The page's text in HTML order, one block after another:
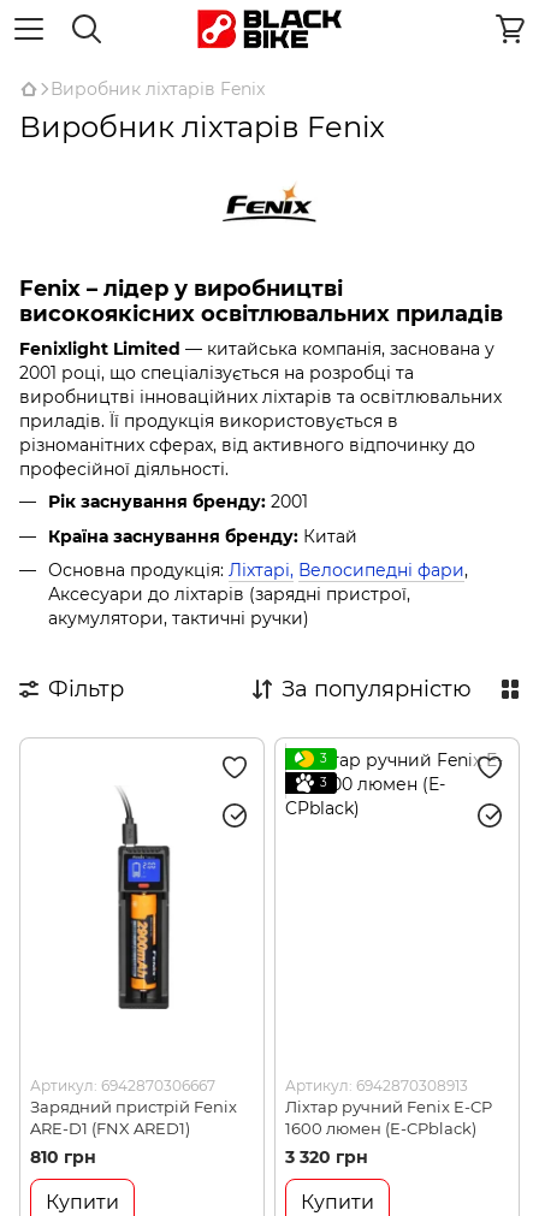
Виробник ліхтарів Fenix
Виробник ліхтарів Fenix
Fenix – лідер у виробництві
високоякісних освітлювальних приладів
Fenixlight Limited — китайська компанія, заснована у
2001 році, що спеціалізується на розробці та
виробництві інноваційних ліхтарів та освітлювальних
приладів. Її продукція використовується в
різноманітних сферах, від активного відпочинку до
професійної діяльності.
Рік заснування бренду: 2001
Країна заснування бренду: Китай
Основна продукція: Ліхтарі, Велосипедні фари,
Аксесуари до ліхтарів (зарядні пристрої,
акумулятори, тактичні ручки)
Фільтр За популярністю
Артикул: 6942870306667
Зарядний пристрій Fenix
ARE-D1 (FNX ARED1)
810 грн
Купити
3
3
Артикул: 6942870308913
Ліхтар ручний Fenix E-CP
1600 люмен (E-CPblack)
3 320 грн
Купити